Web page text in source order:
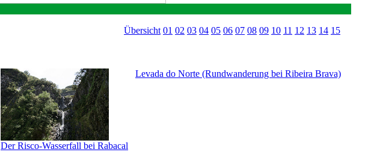
Übersicht 01 02 03 04 05 06 07 08 09 10 11 12 13 14 15
Der Risco-Wasserfall bei Rabacal
Levada do Norte (Rundwanderung bei Ribeira Brava)